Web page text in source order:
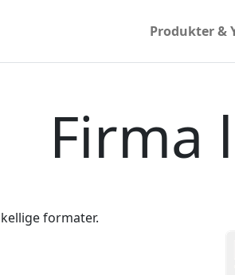
Produkter &
Firma
formater.